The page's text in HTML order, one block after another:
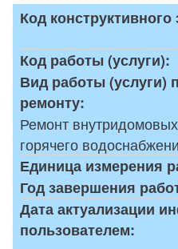
Код
Код работы (услуги):
Вид работы (услуги)
ремонту:
Ремонт
горячего
Единица измерения
Год завершения
Дата актуализации
пользователем: